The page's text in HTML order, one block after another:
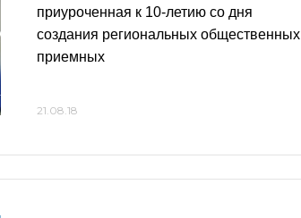
приуроченная к 10-летию со дня
создания региональных общественных
приемных
21.08.18